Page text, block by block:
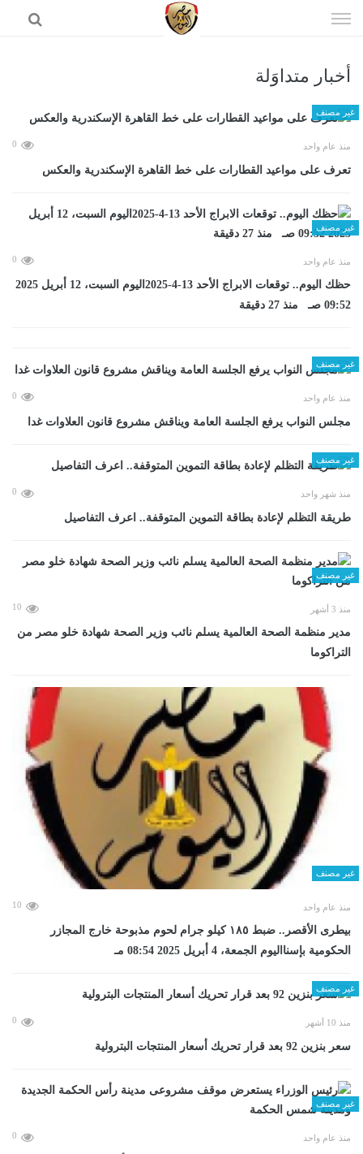
الى
أخبار متداوَلة
غير مصنف
منذ عام واحد 0
تعرف على مواعيد القطارات على خط القاهرة الإسكندرية والعكس
غير مصنف
منذ عام واحد 0
حظك اليوم.. توقعات الابراج الأحد 13-4-2025اليوم السبت، 12 أبريل 2025
09:52 صـ منذ 27 دقيقة
غير مصنف
منذ عام واحد 0
مجلس النواب يرفع الجلسة العامة ويناقش مشروع قانون العلاوات غدا
غير مصنف
منذ شهر واحد 0
طريقة التظلم لإعادة بطاقة التموين المتوقفة.. اعرف التفاصيل
غير مصنف
منذ 3 أشهر 10
مدير منظمة الصحة العالمية يسلم نائب وزير الصحة شهادة خلو مصر من
التراكوما
غير مصنف
منذ عام واحد 10
بيطرى الأقصر.. ضبط ١٨٥ كيلو جرام لحوم مذبوحة خارج المجازر
الحكومية بإسنااليوم الجمعة، 4 أبريل 2025 08:54 مـ
غير مصنف
منذ 10 أشهر 0
سعر بنزين 92 بعد قرار تحريك أسعار المنتجات البترولية
غير مصنف
منذ عام واحد 0